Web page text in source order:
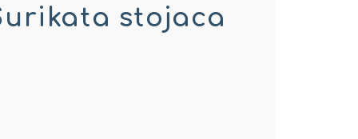
stojaca